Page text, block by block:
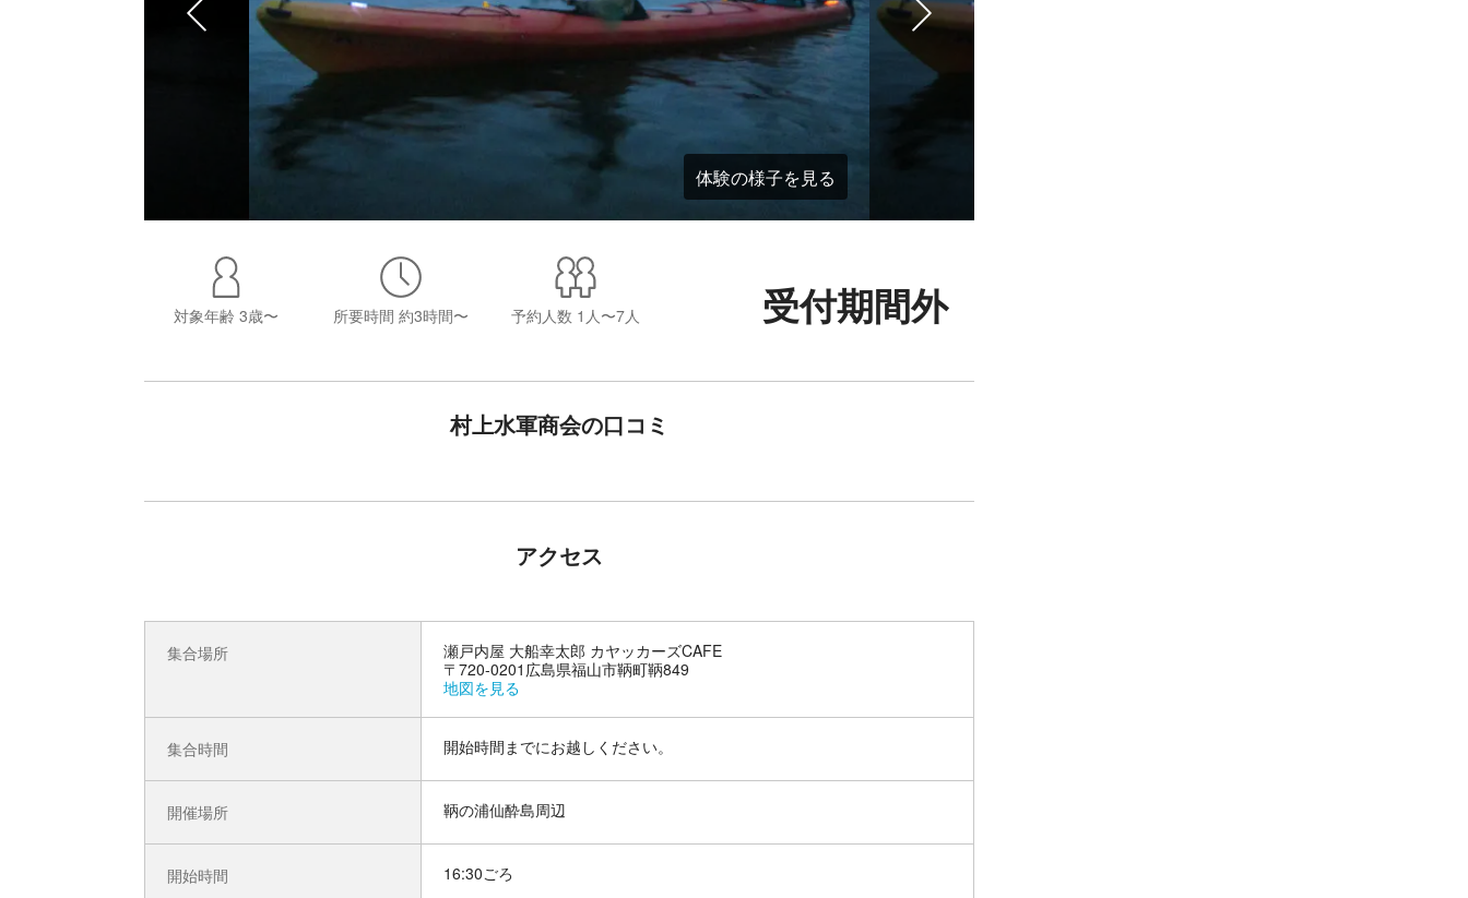
体験の様子を見る
対象年齢 3歳〜 所要時間 約3時間〜 予約人数 1人〜7人 受付期間外
村上水軍商会の口コミ
アクセス
集合場所
瀬戸内屋 大船幸太郎 カヤッカーズCAFE
〒720-0201広島県福山市鞆町鞆849
地図を見る
集合時間 開始時間までにお越しください。
開催場所 鞆の浦仙酔島周辺
開始時間 16:30ごろ